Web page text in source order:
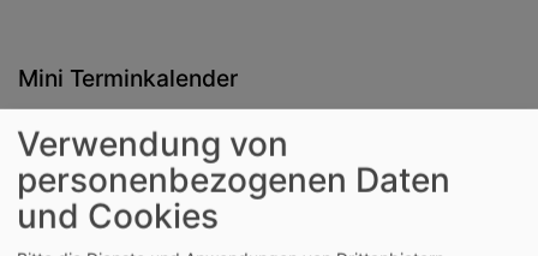
Mini Terminkalender
August 2026
Mo Di Mi Do Fr Sa So
Verwendung von
personenbezogenen Daten
und Cookies